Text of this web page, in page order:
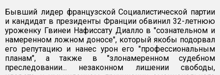
Бывший лидер французской Социалистической партии
и кандидат в президенты Франции обвинил 32-летнюю
уроженку Гвинеи Нафиссату Диалло в "сознательном и
намеренном ложном доносе", который якобы подорвал
его репутацию и нанес урон его "профессиональным
планам", а также в "злонамеренном судебном
преследовании... незаконном лишении свободы,